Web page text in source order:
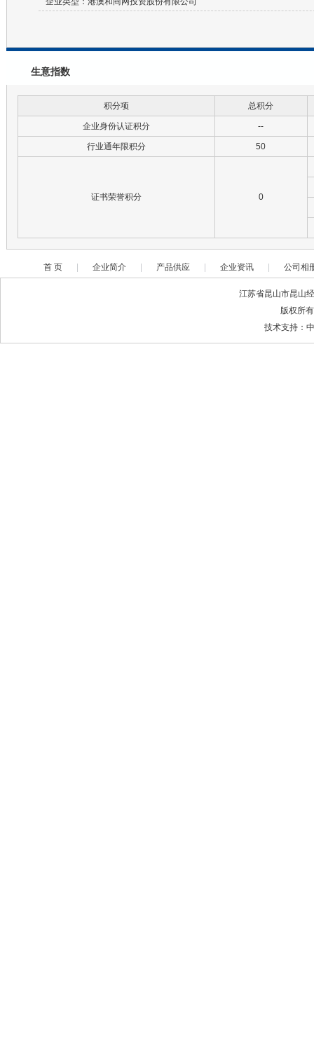
生意指数
积分项 总积分
企业身份认证积分 --
行业通年限积分 50
证书荣誉积分 0
首 页 企业简介 产品供应 企业资讯 公司相
江苏省昆山市昆山
版权所
技术支持：